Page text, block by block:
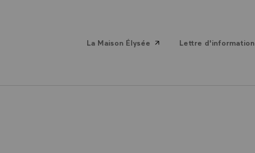
La Maison Élysée Lettre d'information